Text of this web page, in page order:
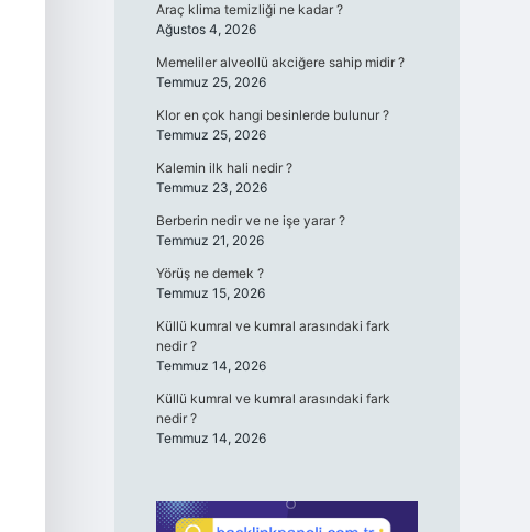
Araç klima temizliği ne kadar ?
Ağustos 4, 2026
Memeliler alveollü akciğere sahip midir ?
Temmuz 25, 2026
Klor en çok hangi besinlerde bulunur ?
Temmuz 25, 2026
Kalemin ilk hali nedir ?
Temmuz 23, 2026
Berberin nedir ve ne işe yarar ?
Temmuz 21, 2026
Yörüş ne demek ?
Temmuz 15, 2026
Küllü kumral ve kumral arasındaki fark
nedir ?
Temmuz 14, 2026
Küllü kumral ve kumral arasındaki fark
nedir ?
Temmuz 14, 2026